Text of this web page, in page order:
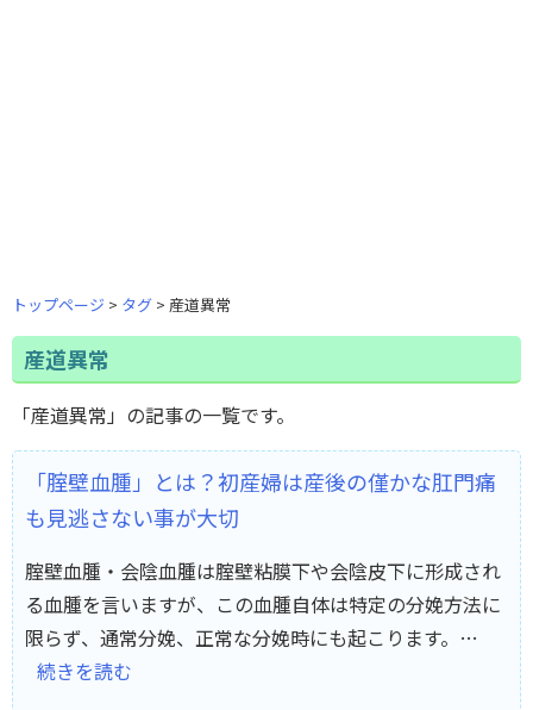
トップページ タグ 産道異常
産道異常
「産道異常」の記事の一覧です。
「腟壁血腫」とは？初産婦は産後の僅かな肛門痛
も見逃さない事が大切
腟壁血腫・会陰血腫は腟壁粘膜下や会陰皮下に形成され
る血腫を言いますが、この血腫自体は特定の分娩方法に
限らず、通常分娩、正常な分娩時にも起こります。…
続きを読む